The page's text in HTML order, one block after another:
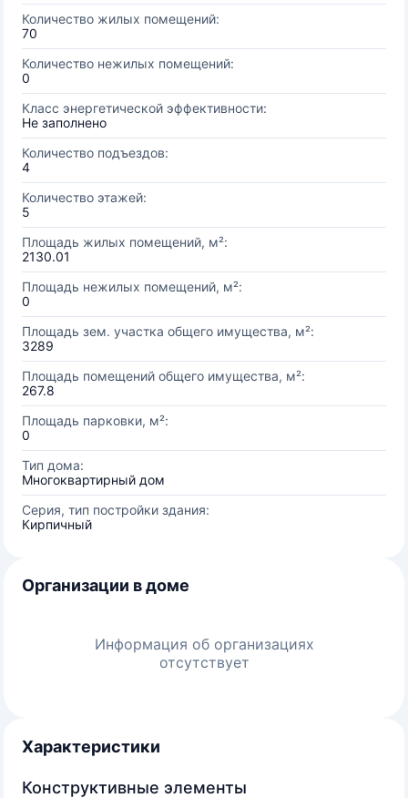
Количество жилых помещений:
70
Количество нежилых помещений:
0
Класс энергетической эффективности:
Не заполнено
Количество подъездов:
4
Количество этажей:
5
Площадь жилых помещений, м²:
2130.01
Площадь нежилых помещений, м²:
0
Площадь зем. участка общего имущества, м²:
3289
Площадь помещений общего имущества, м²:
267.8
Площадь парковки, м²:
0
Тип дома:
Многоквартирный дом
Серия, тип постройки здания:
Кирпичный
Организации в доме
Информация об организациях
отсутствует
Характеристики
Конструктивные элементы